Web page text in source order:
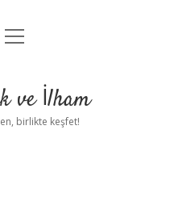
Uyarı
menüyü
ve İlham
birlikte keşfet!